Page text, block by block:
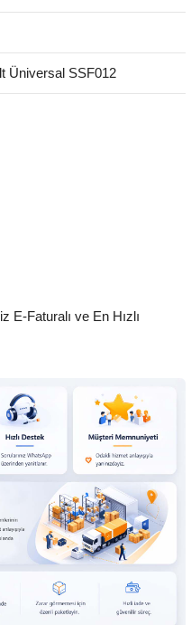
Üniversal SSF012
E-Faturalı ve En Hızlı